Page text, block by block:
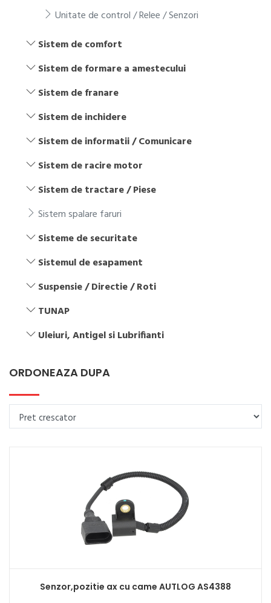
Unitate de control / Relee / Senzori
Sistem de comfort
Sistem de formare a amestecului
Sistem de franare
Sistem de inchidere
Sistem de informatii / Comunicare
Sistem de racire motor
Sistem de tractare / Piese
Sistem spalare faruri
Sisteme de securitate
Sistemul de esapament
Suspensie / Directie / Roti
TUNAP
Uleiuri, Antigel si Lubrifianti
ORDONEAZA DUPA
Senzor,pozitie ax cu came AUTLOG AS4388